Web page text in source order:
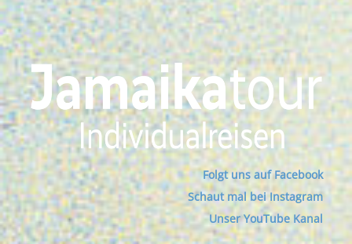
Folgt uns auf Facebook
Schaut mal bei Instagram
Unser YouTube Kanal